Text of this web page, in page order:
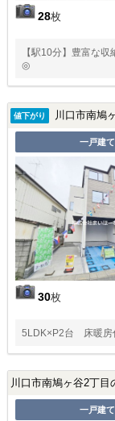
28枚
【駅10分】豊富な
◎
値下がり 川口市南鳩
一戸建て
30枚
5LDK×P2台 床暖房
川口市南鳩ヶ谷2丁目
一戸建て